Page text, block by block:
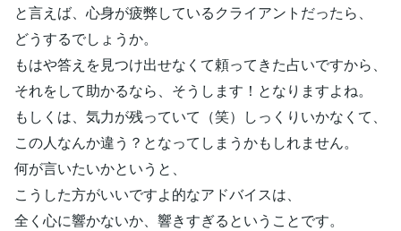
と言えば、心身が疲弊しているクライアントだったら、
どうするでしょうか。
もはや答えを見つけ出せなくて頼ってきた占いですから、
それをして助かるなら、そうします！となりますよね。
もしくは、気力が残っていて（笑）しっくりいかなくて、
この人なんか違う？となってしまうかもしれません。
何が言いたいかというと、
こうした方がいいですよ的なアドバイスは、
全く心に響かないか、響きすぎるということです。